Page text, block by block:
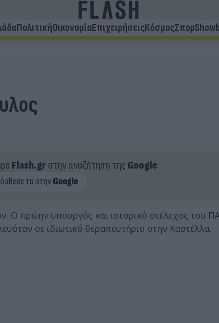
ΠολιτικήΟικονομίαΕπιχειρήσειςΚόσμοςΣπορ
Flash.grστην αναζήτηση της Google
Ο πρώην υπουργός και ιστορικό στέλεχος του
σε ιδιωτικό θεραπευτήριο στην Καστέλλα.